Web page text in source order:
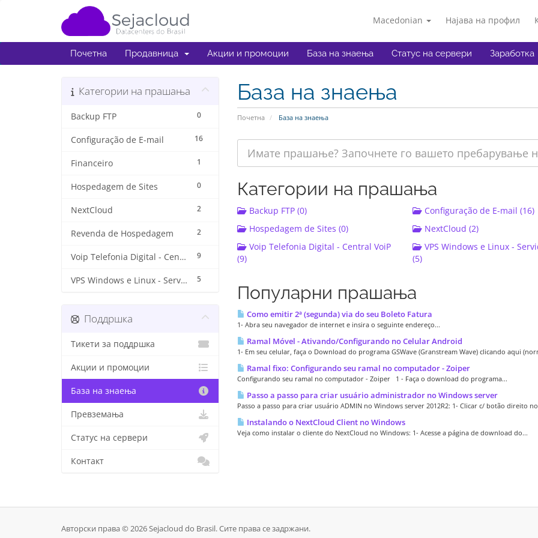
Macedonian Најава на профил
Почетна Продавница Акции и промоции База на знаења Статус на сервери Заработка
База на знаења
Почетна База на знаења
Категории на прашања
0
Backup FTP
16
Configuração de E-mail
1
Financeiro
0
Hospedagem de Sites
2
NextCloud
2
Revenda de Hospedagem
9
Voip Telefonia Digital - Central VoiP
5
VPS Windows e Linux - Servidores
Категории на прашања
Backup FTP (0) Configuração de E-mail (16)
Hospedagem de Sites (0)
NextCloud (2)
Voip Telefonia Digital - Central VoiP
(9)
VPS Windows e Linux -
(5)
Популарни прашања
Como emitir 2ª (segunda) via do seu Boleto Fatura
1- Abra seu navegador de internet e insira o seguinte endereço...
Ramal Móvel - Ativando/Configurando no Celular Android
1- Em seu celular, faça o Download do programa GSWave (Granstream Wave) clicando aqui
Ramal fixo: Configurando seu ramal no computador - Zoiper
Configurando seu ramal no computador - Zoiper 1 - Faça o download do programa...
Passo a passo para criar usuário administrador no Windows server
Passo a passo para criar usuário ADMIN no Windows server 2012R2: 1- Clicar c/ botão direito
Instalando o NextCloud Client no Windows
Veja como instalar o cliente do NextCloud no Windows: 1- Acesse a página de download do...
Поддршка
Тикети за поддршка
Акции и промоции
База на знаења
Превземања
Статус на сервери
Контакт
Авторски права © 2026 Sejacloud do Brasil. Сите права се задржани.